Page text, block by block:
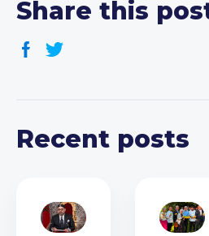
Share this
Recent posts